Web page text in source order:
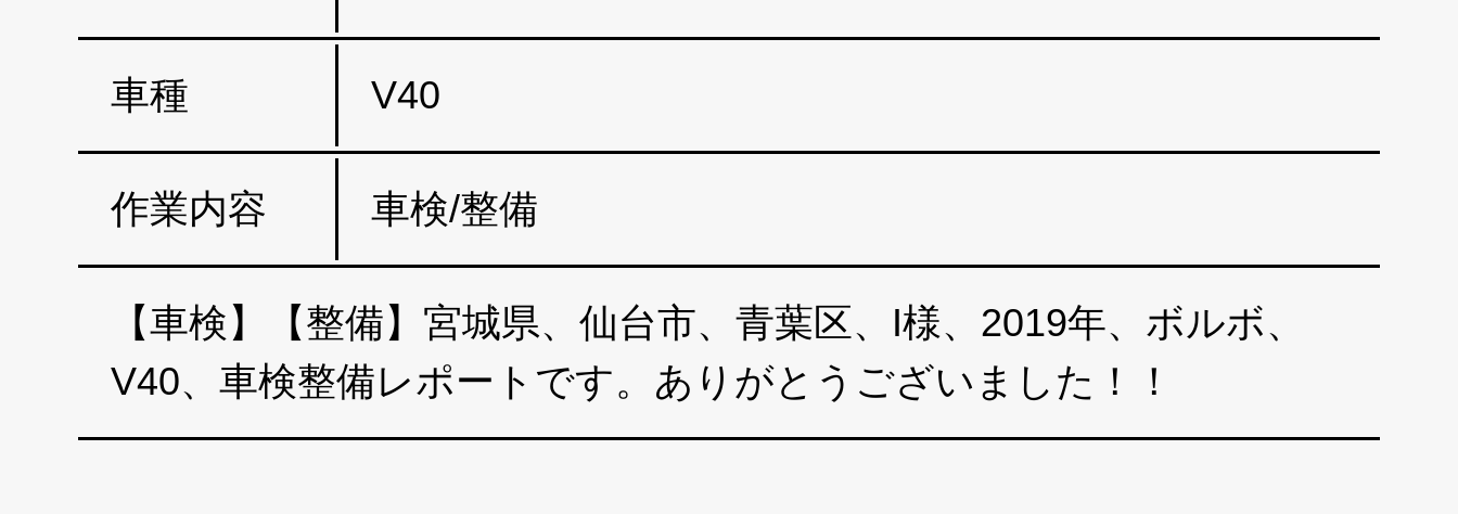
車種 V40
作業内容 車検/整備
【車検】【整備】宮城県、仙台市、青葉区、I様、2019年、ボルボ、
V40、車検整備レポートです。ありがとうございました！！